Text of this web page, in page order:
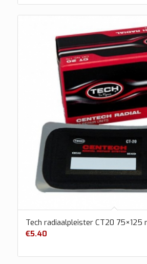
Tech radiaalpleister CT20 75×125
€5.40